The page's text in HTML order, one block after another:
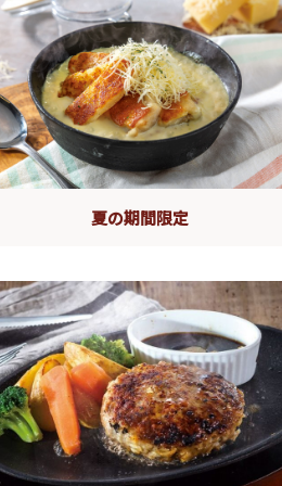
夏の期間限定